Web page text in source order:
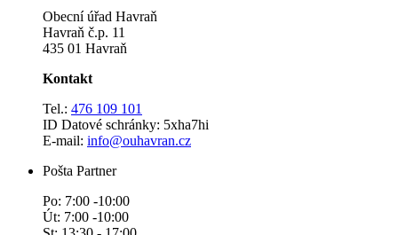
Obecní úřad Havraň
Havraň č.p. 11
435 01 Havraň
Kontakt
Tel.: 476 109 101
ID Datové schránky: 5xha7hi
E-mail: info@ouhavran.cz
Pošta Partner
Po: 7:00 -10:00
Út: 7:00 -10:00